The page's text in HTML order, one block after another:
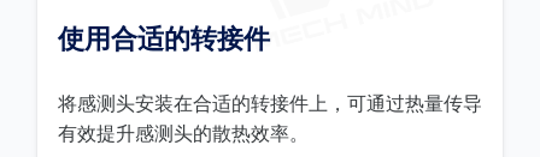
使用合适的转接件
将感测头安装在合适的转接件上，可通过热量传导
有效提升感测头的散热效率。